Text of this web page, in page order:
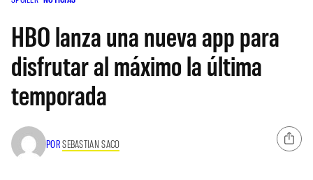
HBO lanza una nueva app para
disfrutar al máximo la última
temporada
PORSEBASTIAN SACO